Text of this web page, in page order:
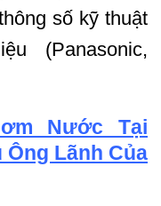
số kỹ thuật
(Panasonic,
Nước Tại
Lãnh Của